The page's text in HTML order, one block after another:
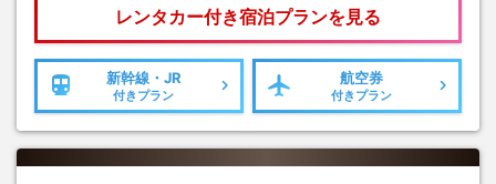
レンタカー付き宿泊プランを見る
新幹線・JR
付きプラン
航空券
付きプラン